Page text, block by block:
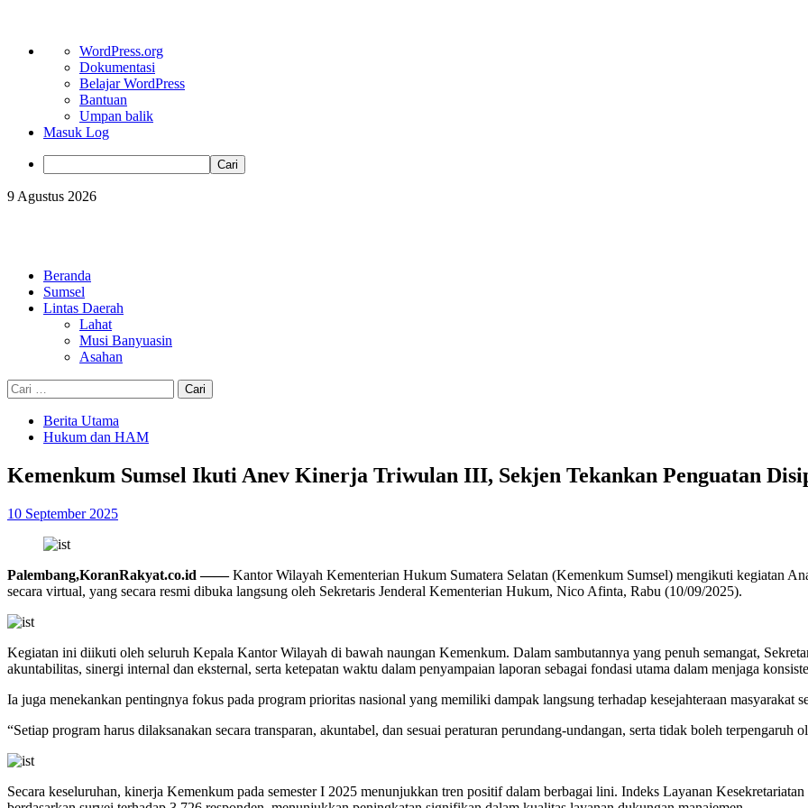
Tentang
WordPress
WordPress.org
Dokumentasi
Belajar WordPress
Bantuan
Umpan balik
Masuk Log
Cari
Skip
9 Agustus 2026
Beranda
Sumsel
Lintas Daerah
Lahat
Musi Banyuasin
Asahan
Cari
untuk:
Berita Utama
Hukum dan HAM
Kemenkum Sumsel Ikuti Anev Kinerja Triwulan III, Sekjen Tekankan Penguatan
10 September 2025
Palembang,KoranRakyat.co.id —––Kantor Wilayah Kementerian Hukum Sumatera Selatan (Kemenkum Sumsel) mengikuti kegiatan
secara virtual, yang secara resmi dibuka langsung oleh Sekretaris Jenderal Kementerian Hukum, Nico Afinta, Rabu (10/09/2025).
Kegiatan ini diikuti oleh seluruh Kepala Kantor Wilayah di bawah naungan Kemenkum. Dalam sambutannya yang penuh semangat,
akuntabilitas, sinergi internal dan eksternal, serta ketepatan waktu dalam penyampaian laporan sebagai fondasi utama dalam menjaga
Ia juga menekankan pentingnya fokus pada program prioritas nasional yang memiliki dampak langsung terhadap kesejahteraan masyarakat
“Setiap program harus dilaksanakan secara transparan, akuntabel, dan sesuai peraturan perundang-undangan, serta tidak boleh
Secara keseluruhan, kinerja Kemenkum pada semester I 2025 menunjukkan tren positif dalam berbagai lini. Indeks Layanan